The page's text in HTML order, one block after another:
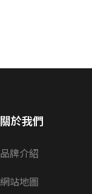
關於我們
品牌介紹
網站地圖